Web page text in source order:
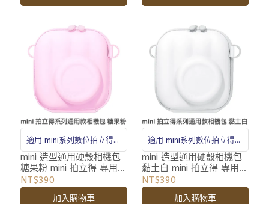
適用 mini系列數位拍立得相
機
mini 造型通用硬殼相機包
糖果粉 mini 拍立得 專用
相機包 收納包 附背帶
NT$390
加入購物車
適用 mini系列數位拍立得相
機
mini 造型通用硬殼相機包
黏土白 mini 拍立得 專用
相機包 收納包 附背帶
NT$390
加入購物車